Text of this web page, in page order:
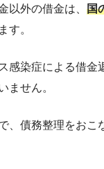
以外の借金は、 国
す。
感染症による借金
ません。
、債務整理をおこ